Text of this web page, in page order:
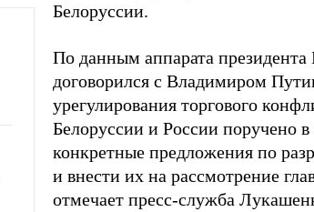
Белоруссии.
По данным аппарата
договорился с Владимиром
урегулирования торгового
Белоруссии и России поручено
конкретные предложения по
и внести их на рассмотрение
отмечает пресс-служба